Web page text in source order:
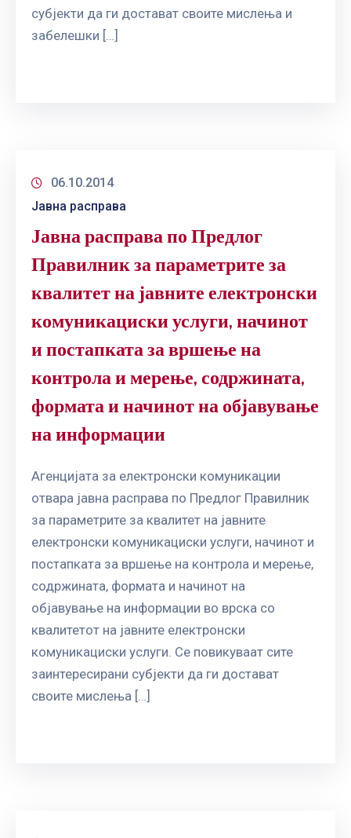
субјекти да ги достават своите мислења и
забелешки […]
06.10.2014
Јавна расправа
Јавна расправа по Предлог
Правилник за параметрите за
квалитет на јавните електронски
комуникациски услуги, начинот
и постапката за вршење на
контрола и мерење, содржината,
формата и начинот на објавување
на информации
Агенцијата за електронски комуникации
отвара јавна расправа по Предлог Правилник
за параметрите за квалитет на јавните
електронски комуникациски услуги, начинот и
постапката за вршење на контрола и мерење,
содржината, формата и начинот на
објавување на информации во врска со
квалитетот на јавните електронски
комуникациски услуги. Се повикуваат сите
заинтересирани субјекти да ги достават
своите мислења […]